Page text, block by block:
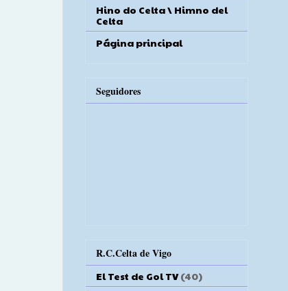
Hino do Celta \ Himno del
Celta
Página principal
Seguidores
R.C.Celta de Vigo
El Test de Gol TV (40)